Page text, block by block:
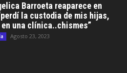
Barroeta reaparece en
la custodia de mis hijas,
una clínica..chismes”
Agosto 23, 2023